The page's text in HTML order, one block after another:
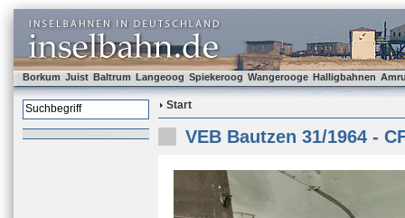
Borkum Juist Baltrum Langeoog Spiekeroog Wangerooge Halligbahnen
Start
VEB Bautzen 31/1964 -